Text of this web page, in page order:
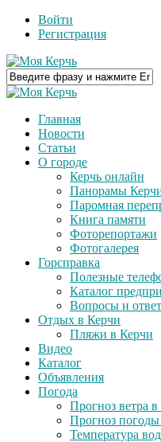
Войти
Регистрация
Главная
Новости
Статьи
О городе
Керчь онлайн
Панорамы
Паромная
Книга памяти
Фоторепортажи
Фотогалерея
Горсправка
Полезные
Каталог
Вопросы и
Отдых в Керчи
Пляжи в Керчи
Видео
Каталог
Объявления
Погода
Прогноз ветра
Прогноз
Температура